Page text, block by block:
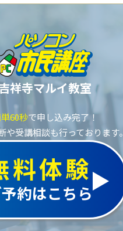
祥寺マルイ教室
60秒で申し込み完了！
や受講相談も行っております。
料体験
約はこちら